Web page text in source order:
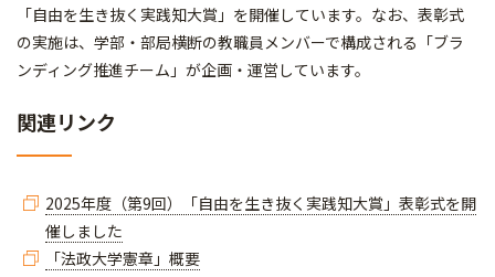
「自由を生き抜く実践知大賞」を開催しています。なお、表彰式
の実施は、学部・部局横断の教職員メンバーで構成される「ブラ
ンディング推進チーム」が企画・運営しています。
関連リンク
2025年度（第9回）「自由を生き抜く実践知大賞」表彰式を開
催しました
「法政大学憲章」概要